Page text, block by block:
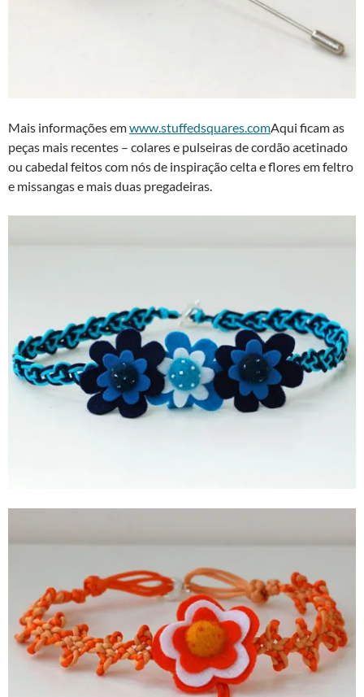
Mais informações emwww.stuffedsquares.comAqui ficam as
peças mais recentes – colares e pulseiras de cordão acetinado
ou cabedal feitos com nós de inspiração celta e flores em feltro
e missangas e mais duas pregadeiras.